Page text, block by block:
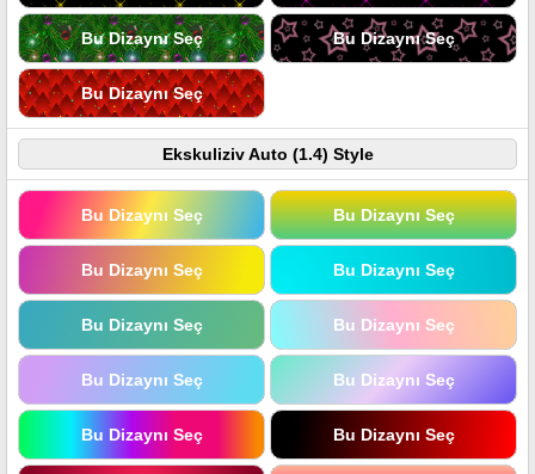
Bu Dizaynı Seç Bu Dizaynı Seç
Bu Dizaynı Seç
Ekskuliziv Auto (1.4) Style
Bu Dizaynı Seç Bu Dizaynı Seç
Bu Dizaynı Seç Bu Dizaynı Seç
Bu Dizaynı Seç Bu Dizaynı Seç
Bu Dizaynı Seç Bu Dizaynı Seç
Bu Dizaynı Seç Bu Dizaynı Seç